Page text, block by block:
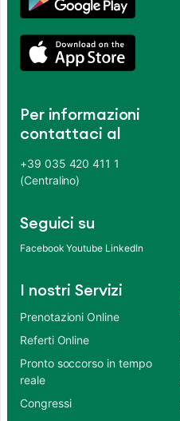
Per informazioni
contattaci al
+39 035 420 411 1
(Centralino)
Seguici su
Facebook Youtube LinkedIn
I nostri Servizi
Prenotazioni Online
Referti Online
Pronto soccorso in tempo
reale
Congressi